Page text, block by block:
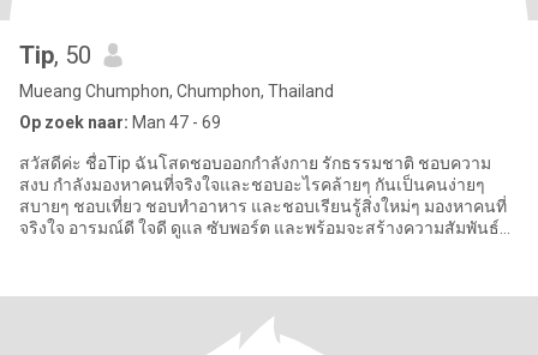
Tip, 50
Mueang Chumphon, Chumphon, Thailand
Op zoek naar: Man 47 - 69
สวัสดีค่ะ ชื่อTip ฉันโสดชอบออกกำลังกาย รักธรรมชาติ ชอบความ
สงบ กำลังมองหาคนที่จริงใจและชอบอะไรคล้ายๆ กันเป็นคนง่ายๆ
สบายๆ ชอบเที่ยว ชอบทำอาหาร และชอบเรียนรู้สิ่งใหม่ๆ มองหาคนที่
จริงใจ อารมณ์ดี ใจดี ดูแล ซับพอร์ต และพร้อมจะสร้างความสัมพันธ์ที่